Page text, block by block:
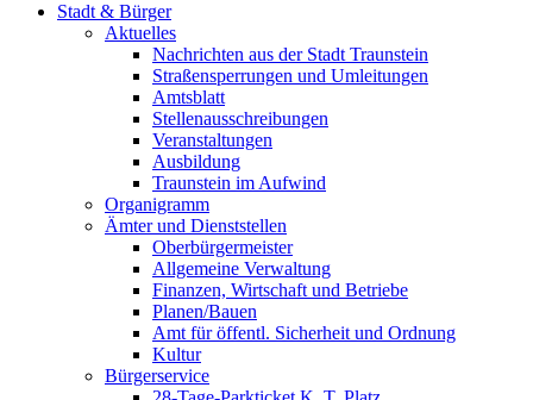
Stadt & Bürger
Aktuelles
Nachrichten aus der Stadt Traunstein
Straßensperrungen und Umleitungen
Amtsblatt
Stellenausschreibungen
Veranstaltungen
Ausbildung
Traunstein im Aufwind
Organigramm
Ämter und Dienststellen
Oberbürgermeister
Allgemeine Verwaltung
Finanzen, Wirtschaft und Betriebe
Planen/Bauen
Amt für öffentl. Sicherheit und Ordnung
Kultur
Bürgerservice